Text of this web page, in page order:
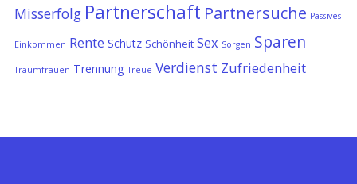
Misserfolg Partnerschaft Partnersuche Passives
Einkommen Rente Schutz Schönheit Sex Sorgen Sparen
Traumfrauen Trennung Treue Verdienst Zufriedenheit